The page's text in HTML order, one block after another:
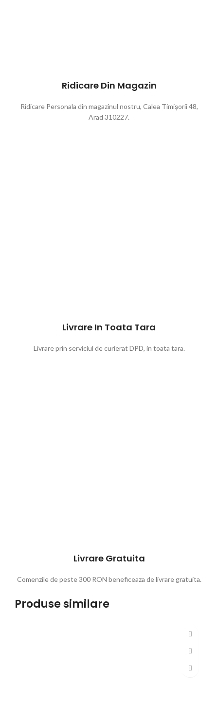
Ridicare Din Magazin
Ridicare Personala din magazinul nostru, Calea Timișorii 48,
Arad 310227.
Livrare In Toata Tara
Livrare prin serviciul de curierat DPD, in toata tara.
Livrare Gratuita
Comenzile de peste 300 RON beneficeaza de livrare gratuita.
Produse similare